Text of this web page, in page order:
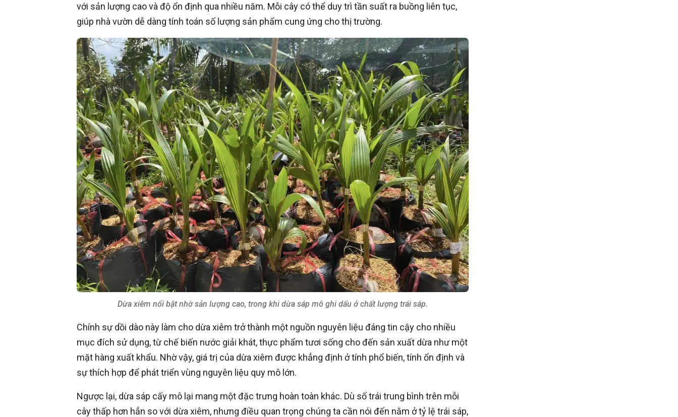
với sản lượng cao và độ ổn định qua nhiều năm. Mỗi cây có thể duy trì tần suất ra buồng liên tục,
giúp nhà vườn dễ dàng tính toán số lượng sản phẩm cung ứng cho thị trường.
Dừa xiêm nổi bật nhờ sản lượng cao, trong khi dừa sáp mô ghi dấu ở chất lượng trái sáp.
Chính sự dồi dào này làm cho dừa xiêm trở thành một nguồn nguyên liệu đáng tin cậy cho nhiều
mục đích sử dụng, từ chế biến nước giải khát, thực phẩm tươi sống cho đến sản xuất dừa như một
mặt hàng xuất khẩu. Nhờ vậy, giá trị của dừa xiêm được khẳng định ở tính phổ biến, tính ổn định và
sự thích hợp để phát triển vùng nguyên liệu quy mô lớn.
Ngược lại, dừa sáp cấy mô lại mang một đặc trưng hoàn toàn khác. Dù số trái trung bình trên mỗi
cây thấp hơn hẳn so với dừa xiêm, nhưng điều quan trọng chúng ta cần nói đến nằm ở tỷ lệ trái sáp,